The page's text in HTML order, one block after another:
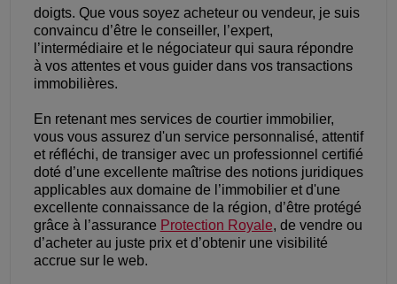
doigts. Que vous soyez acheteur ou vendeur, je suis
convaincu d’être le conseiller, l’expert,
l’intermédiaire et le négociateur qui saura répondre
à vos attentes et vous guider dans vos transactions
immobilières.
En retenant mes services de courtier immobilier,
vous vous assurez d'un service personnalisé, attentif
et réfléchi, de transiger avec un professionnel certifié
doté d’une excellente maîtrise des notions juridiques
applicables aux domaine de l’immobilier et d'une
excellente connaissance de la région, d’être protégé
grâce à l’assurance Protection Royale, de vendre ou
d’acheter au juste prix et d’obtenir une visibilité
accrue sur le web.